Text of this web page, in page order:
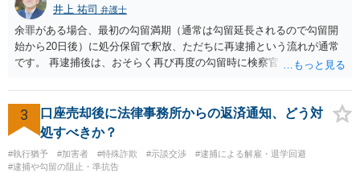
井上 祐司 弁護士
余罪がある場合、最初の勾留満期（通常は勾留延長されるので勾留開
始から20日後）に処分保留で釈放、ただちに再逮捕という流れが通常
です。 再逮捕後は、おそらく再び再度の勾留時に検察官が接見禁止を
3
口座売却後に法律事務所からの返済通知、どう対
処すべきか？
#執行猶予 #加害者 #特殊詐欺 #示談交渉
#逮捕による解雇・退学回避
#逮捕や勾留の阻止・準抗告